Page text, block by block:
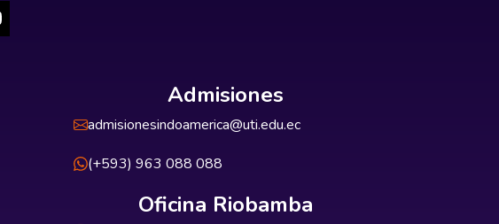
Admisiones
admisionesindoamerica@uti.edu.ec
(+593) 963 088 088
Oficina Riobamba